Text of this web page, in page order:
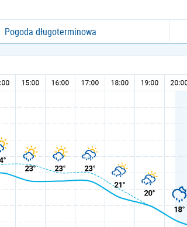
Pogoda długoterminowa